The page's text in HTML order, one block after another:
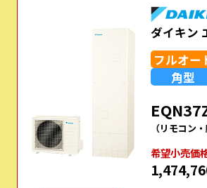
ダイキン
フルオー
角型
（リモコン
希望⼩売価